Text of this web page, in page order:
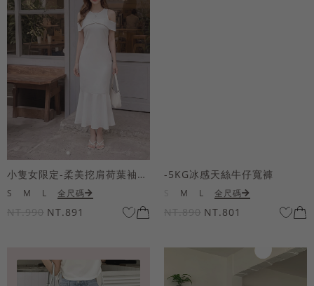
小隻女限定-柔美挖肩荷葉袖魚尾長洋裝
S M L 全尺碼
NT.990 NT.891
-5KG冰感天絲牛仔寬褲
M L 全尺碼
NT.890 NT.801